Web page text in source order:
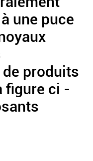
une puce
produits
figure ci -